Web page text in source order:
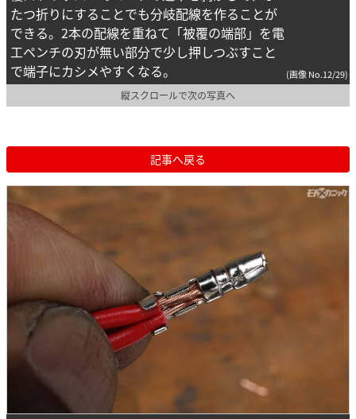
たつ折りにすることでも分岐配線を作ることが
できる。2本の配線を重ねて「被覆の端部」を電
工ペンチの刃が無い部分で少し押しつぶすこと
で端子にカシメやすくなる。
(画像 No.12/29)
縦スクロールで次の写真へ
記事へ戻る